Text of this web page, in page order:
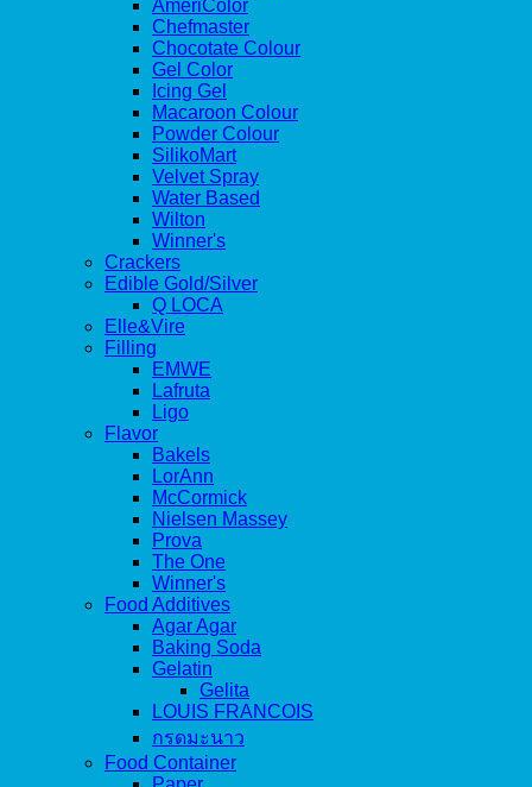
AmeriColor
Chefmaster
Chocotate Colour
Gel Color
Icing Gel
Macaroon Colour
Powder Colour
SilikoMart
Velvet Spray
Water Based
Wilton
Winner's
Crackers
Edible Gold/Silver
Q LOCA
Elle&Vire
Filling
EMWE
Lafruta
Ligo
Flavor
Bakels
LorAnn
McCormick
Nielsen Massey
Prova
The One
Winner's
Food Additives
Agar Agar
Baking Soda
Gelatin
Gelita
LOUIS FRANCOIS
กรดมะนาว
Food Container